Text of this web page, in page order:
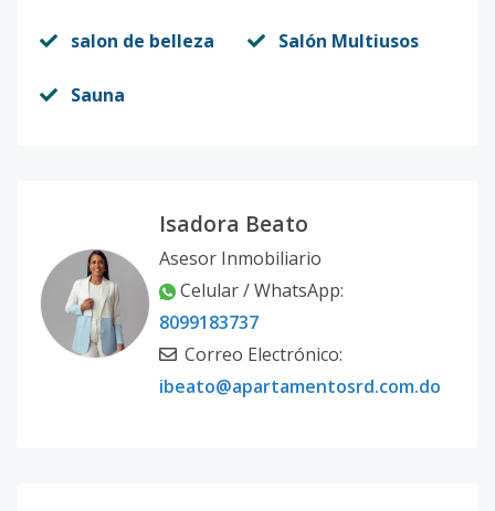
salon de belleza Salón Multiusos
Sauna
Isadora Beato
Asesor Inmobiliario
Celular / WhatsApp:
8099183737
Correo Electrónico:
ibeato@apartamentosrd.com.do